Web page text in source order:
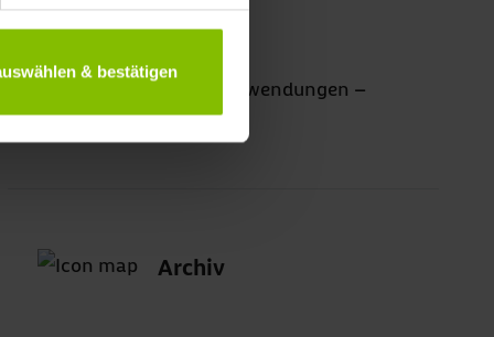
& bestätigen
Digitale Gesundheitsanwendungen –
DiGA
Archiv